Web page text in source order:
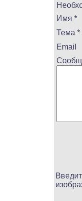
Имя *
Тема *
Email